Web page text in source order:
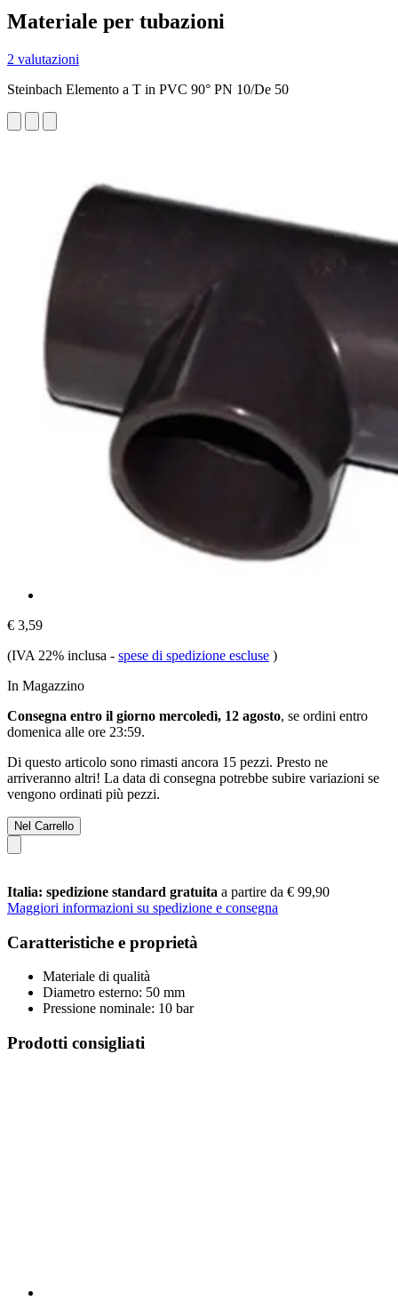
Materiale per tubazioni
2 valutazioni
Steinbach Elemento a T in PVC 90° PN 10/De 50
€ 3,59
(IVA 22% inclusa - spese di spedizione escluse )
In Magazzino
Consegna entro il giorno mercoledì, 12 agosto, se ordini entro
domenica alle ore 23:59.
Di questo articolo sono rimasti ancora 15 pezzi. Presto ne
arriveranno altri! La data di consegna potrebbe subire variazioni se
vengono ordinati più pezzi.
Nel Carrello
Italia: spedizione standard gratuita a partire da € 99,90
Maggiori informazioni su spedizione e consegna
Caratteristiche e proprietà
Materiale di qualità
Diametro esterno: 50 mm
Pressione nominale: 10 bar
Prodotti consigliati